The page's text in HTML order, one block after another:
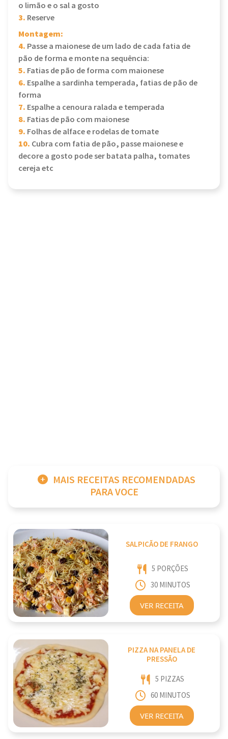
o limão e o sal a gosto
3. Reserve
Montagem:
4. Passe a maionese de um lado de cada fatia de
pão de forma e monte na sequência:
5. Fatias de pão de forma com maionese
6. Espalhe a sardinha temperada, fatias de pão de
forma
7. Espalhe a cenoura ralada e temperada
8. Fatias de pão com maionese
9. Folhas de alface e rodelas de tomate
10. Cubra com fatia de pão, passe maionese e
decore a gosto pode ser batata palha, tomates
cereja etc
MAIS RECEITAS RECOMENDADAS
PARA VOCE
SALPICÃO DE FRANGO
5 PORÇÕES
30 MINUTOS
VER RECEITA
PIZZA NA PANELA DE
PRESSÃO
5 PIZZAS
60 MINUTOS
VER RECEITA